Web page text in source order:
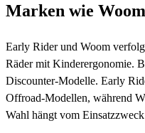
Marken wie
Early Rider und Woom
Räder mit Kinderergonomie.
Discounter-Modelle. Early
Offroad-Modellen, während
Wahl hängt vom